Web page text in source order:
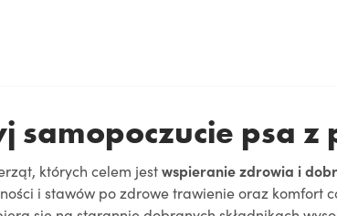
samopoczucie psa z
których celem jestwspieranie zdrowia i
i stawów po zdrowe trawienie oraz komfort